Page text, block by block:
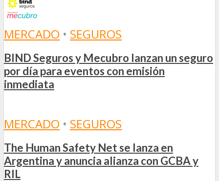
MERCADO • SEGUROS
BIND Seguros y Mecubro lanzan un seguro
por día para eventos con emisión
inmediata
MERCADO • SEGUROS
The Human Safety Net se lanza en
Argentina y anuncia alianza con GCBA y
RIL